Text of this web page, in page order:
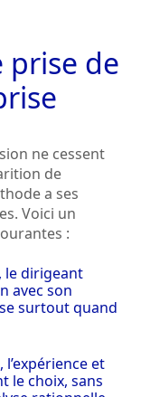
de
ne cessent
de
a ses
Voici un
:
le dirigeant
avec son
surtout quand
l’expérience et
le choix, sans